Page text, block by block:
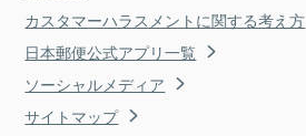
カスタマーハラスメントに関する考え方
日本郵便公式アプリ一覧
ソーシャルメディア
サイトマップ